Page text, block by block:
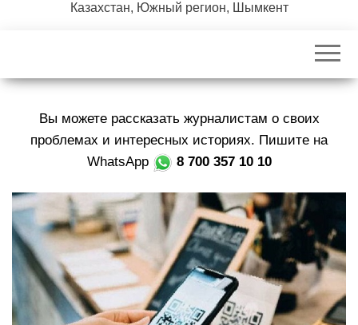
к
р
г
а
и
ю
Казахстан, Южный регион, Шымкент
Вы можете рассказать журналистам о своих
проблемах и интересных историях. Пишите на
WhatsApp
8 700 357 10 10